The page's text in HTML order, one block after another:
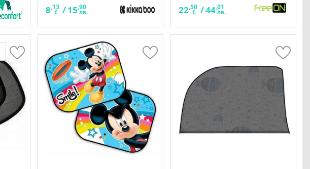
8,13
€ /15,90
лв. 22,50
€ /44,01
лв.